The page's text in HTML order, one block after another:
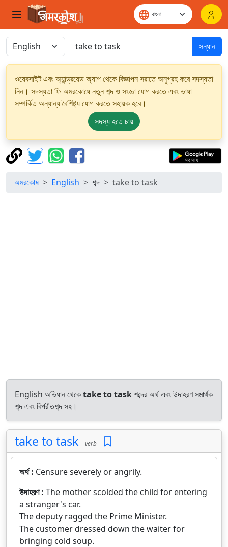
সন্ধান
ওয়েবসাইট এবং অ্যান্ড্রয়েড অ্যাপ থেকে বিজ্ঞাপন সরাতে অনুগ্রহ করে সদস্যতা
নিন। সদস্যতা ফি অমরকোষে নতুন শব্দ ও সংজ্ঞা যোগ করতে এবং ভাষা
সম্পর্কিত অন্যান্য বৈশিষ্ট্য যোগ করতে সহায়ক হবে।
সদস্য হতে চায়
অমরকোষ English শব্দ take to task
English অভিধান থেকেtake to taskশব্দের অর্থ এবং উদাহরণ সমার্থক
শব্দ এবং বিপরীতশব্দ সহ।
take to task verb
অর্থ : Censure severely or angrily.
উদাহরণ : The mother scolded the child for entering
a stranger's car.
The deputy ragged the Prime Minister.
The customer dressed down the waiter for
bringing cold soup.